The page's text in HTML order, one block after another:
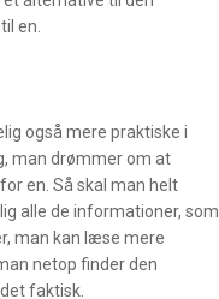
en.
også mere praktiske i
man drømmer om at
en. Så skal man helt
alle de informationer, som
man kan læse mere
netop finder den
faktisk.